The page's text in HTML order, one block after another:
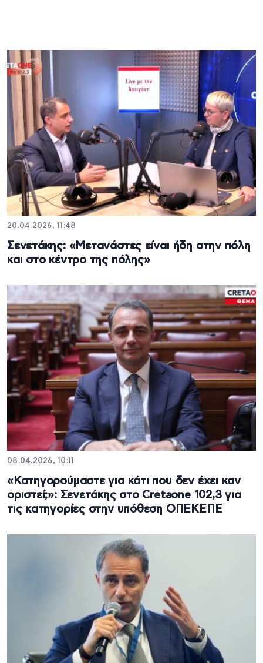
20.04.2026, 11:48
Σενετάκης: «Μετανάστες είναι ήδη στην πόλη
και στο κέντρο της πόλης»
08.04.2026, 10:11
«Κατηγορούμαστε για κάτι που δεν έχει καν
οριστεί;»: Σενετάκης στο Cretaone 102,3 για
τις κατηγορίες στην υπόθεση ΟΠΕΚΕΠΕ